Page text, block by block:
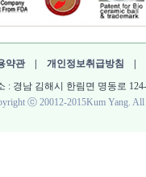
약관| 개인정보취급방침
: 경남 김해시 한림면 명동로
ⓒ 20012-2015Kum Yang. All